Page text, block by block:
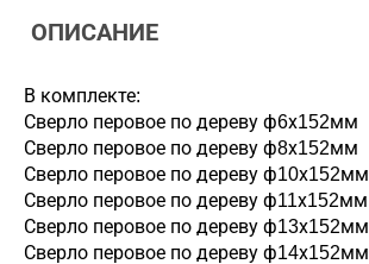
ОПИСАНИЕ
В комплекте:
Сверло перовое по дереву ф6х152мм
Сверло перовое по дереву ф8х152мм
Сверло перовое по дереву ф10х152мм
Сверло перовое по дереву ф11х152мм
Сверло перовое по дереву ф13х152мм
Сверло перовое по дереву ф14х152мм